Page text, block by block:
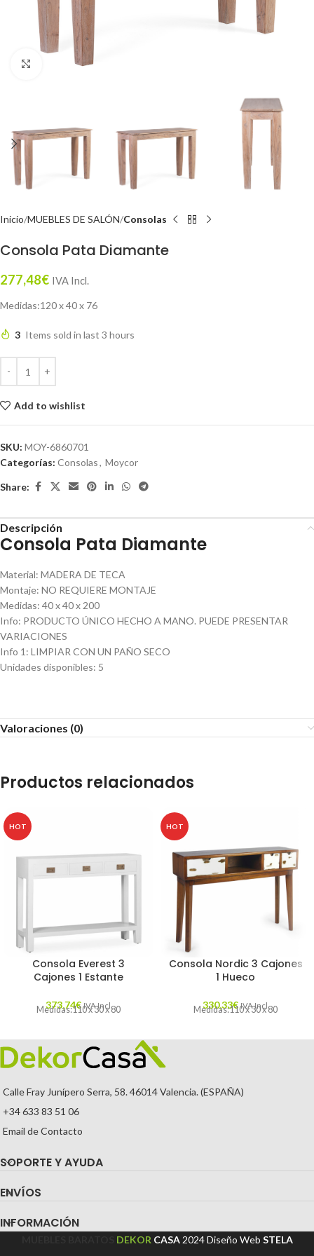
Click to enlarge
Inicio MUEBLES DE SALÓN Consolas
Consola Pata Diamante
277,48€ IVA Incl.
Medidas:120 x 40 x 76
3 Items sold in last 3 hours
Add to wishlist
SKU: MOY-6860701
Categorías: Consolas, Moycor
Share:
Descripción
Consola Pata Diamante
Material: MADERA DE TECA
Montaje: NO REQUIERE MONTAJE
Medidas: 40 x 40 x 200
Info: PRODUCTO ÚNICO HECHO A MANO. PUEDE PRESENTAR
VARIACIONES
Info 1 : LIMPIAR CON UN PAÑO SECO
Unidades disponibles: 5
Valoraciones (0)
Productos relacionados
HOT
Consola Everest 3
Cajones 1 Estante
373,74€ IVA Incl.
Medidas:110 x 30 x 80
HOT
Consola Nordic 3 Cajones
1 Hueco
330,33€ IVA Incl.
Medidas:110 x 30 x 80
Calle Fray Junípero Serra, 58. 46014 Valencia. (ESPAÑA)
+34 633 83 51 06
Email de Contacto
SOPORTE Y AYUDA
ENVÍOS
INFORMACIÓN
DEKOR CASA 2024Diseño Web STELA